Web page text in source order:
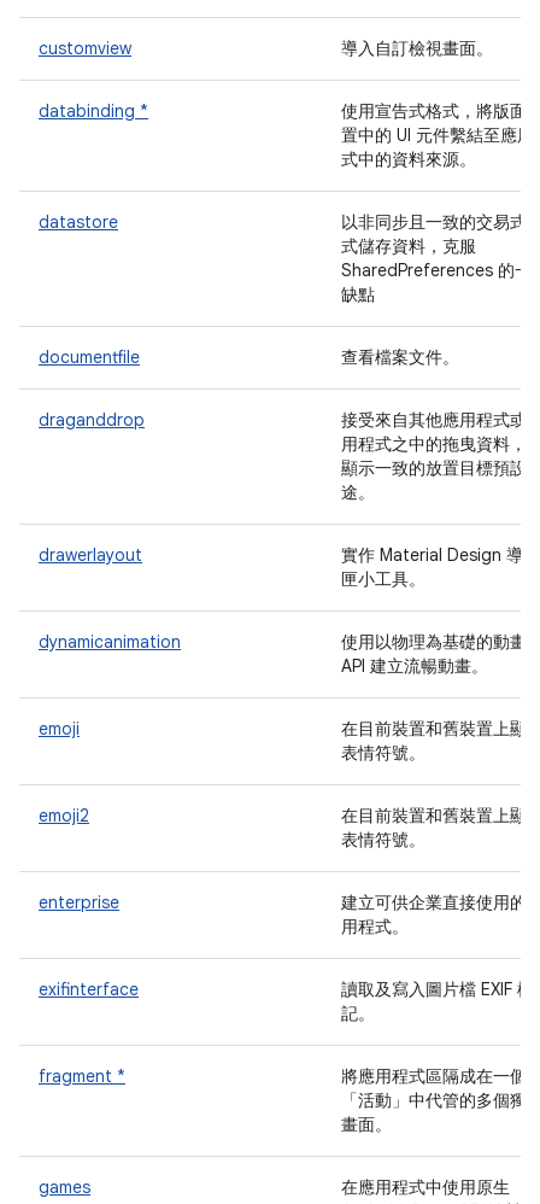
customview 導入自訂檢視畫面。
databinding *
使用宣告式格式，將版面
置中的 UI 元件繫結至應用
式中的資料來源。
datastore
以非同步且一致的交易式
式儲存資料，克服
SharedPreferences 的一
缺點
documentfile 查看檔案文件。
draganddrop
接受來自其他應用程式或
用程式之中的拖曳資料，
顯示一致的放置目標預設
途。
drawerlayout
實作 Material Design 導覽
匣小工具。
dynamicanimation
使用以物理為基礎的動畫
API 建立流暢動畫。
emoji
在目前裝置和舊裝置上顯
表情符號。
emoji2
在目前裝置和舊裝置上顯
表情符號。
enterprise
建立可供企業直接使用的
用程式。
exifinterface
讀取及寫入圖片檔 EXIF 標
記。
fragment *
將應用程式區隔成在一個
「活動」中代管的多個獨
畫面。
games
在應用程式中使用原生